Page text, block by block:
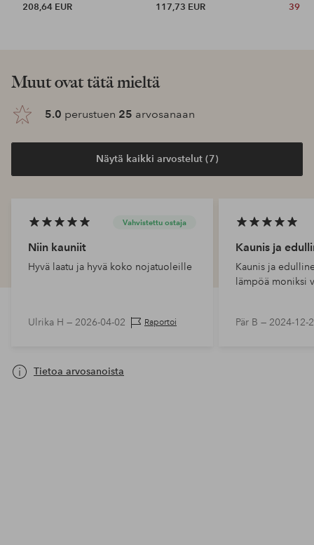
208,64 EUR
117,73 EUR
39
Muut ovat tätä mieltä
5.0 perustuen 25 arvosanaan
Näytä kaikki arvostelut (7)
Vahvistettu ostaja
Niin kauniit
Hyvä laatu ja hyvä koko nojatuoleille
Ulrika H — 2026-04-02 Raportoi
Kaunis ja
Kaunis ja
lämpöä moniksi
Pär B — 2024-12-
Tietoa arvosanoista